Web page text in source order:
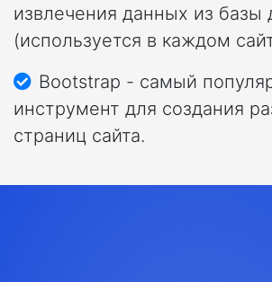
извлечения данных из базы
(используется в каждом
Bootstrap - самый
инструмент для создания
страниц сайта.